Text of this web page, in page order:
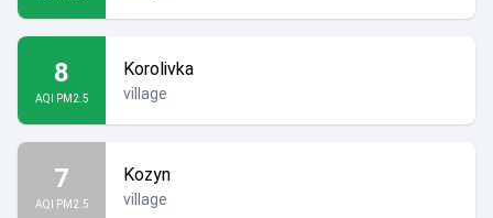
8
AQI PM2.5
Korolivka
village
7
AQI PM2.5
Kozyn
village